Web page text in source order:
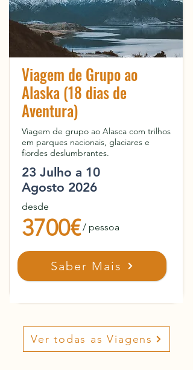
Viagem de Grupo ao
Alaska (18 dias de
Aventura)
Viagem de grupo ao Alasca com trilhos
em parques nacionais, glaciares e
fiordes deslumbrantes.
23 Julho a 10
Agosto 2026
desde
3700€/ pessoa
Saber Mais
Ver todas as Viagens